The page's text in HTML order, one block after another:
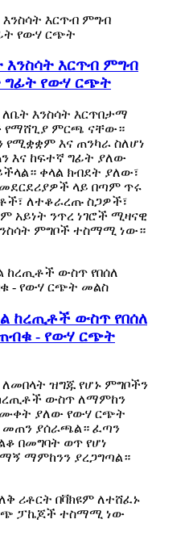
እንስሳት እርጥብ ምግብ
የውሃ ርጭት
እንስሳት እርጥበታማ
የማሸጊያ ምርጫ ናቸው።
የሚቋቋም እና ጠንካራ ስለሆነ
እና ከፍተኛ ግፊት ያለው
ቀላል ክብደት ያለው፣
ላይ በጣም ጥሩ
ለተቆራረጡ ስጋዎች፣
አይነት ንጥረ ነገሮች ሚዛናዊ
ምግቦች ተስማሚ ነው።
ከረጢቶች ውስጥ የበሰለ
- የውሃ ርጭት
ዝግጁ የሆኑ ምግቦችን
ውስጥ ለማምከን
ሙቀት ያለው የውሃ ርጭት
መጠን ያሰራጫል። ፈጣን
በመግባት ወጥ የሆነ
ማምከንን ያረጋግጣል።